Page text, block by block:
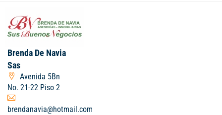
Brenda De Navia
Sas
Avenida 5Bn
No. 21-22 Piso 2
brendanavia@hotmail.com